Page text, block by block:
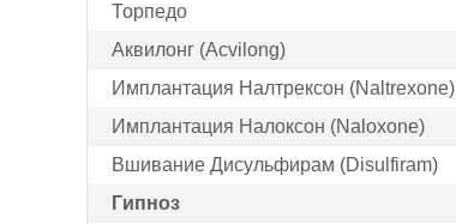
Торпедо
Аквилонг (Acvilong)
Имплантация Налтрексон (Naltrexone)
Имплантация Налоксон (Naloxone)
Вшивание Дисульфирам (Disulfiram)
Гипноз